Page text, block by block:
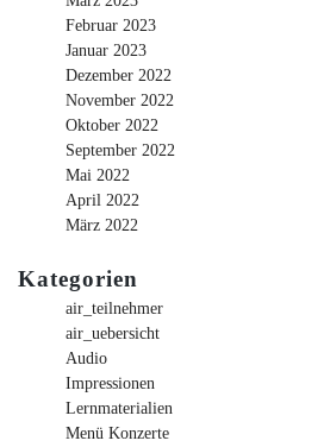
Februar 2023
Januar 2023
Dezember 2022
November 2022
Oktober 2022
September 2022
Mai 2022
April 2022
März 2022
Kategorien
air_teilnehmer
air_uebersicht
Audio
Impressionen
Lernmaterialien
Menü Konzerte